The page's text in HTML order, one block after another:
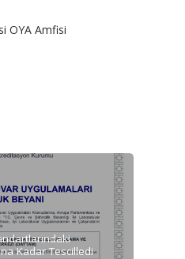
OYA Amfisi
Kadar Tescilledi